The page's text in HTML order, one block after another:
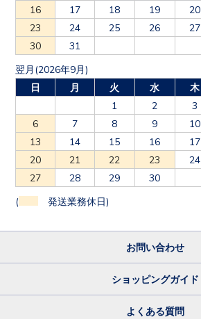
16
17 18 19 20
23
24 25 26 27
30
31
翌月(2026年9月)
日
月 火 水 木
1
2 3
6
7 8 9 10
13
14 15 16 17
20
21 22 23 24
27
28 29 30
( 発送業務休日)
お問い合わせ
ショッピングガイド
よくある質問